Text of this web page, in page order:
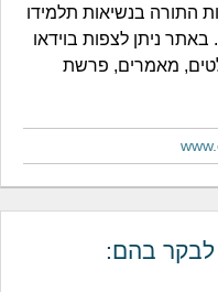
התורה בנשיאות תלמידו
ניתן לצפות בוידאו
מאמרים, פרשת
לבקר בהם: